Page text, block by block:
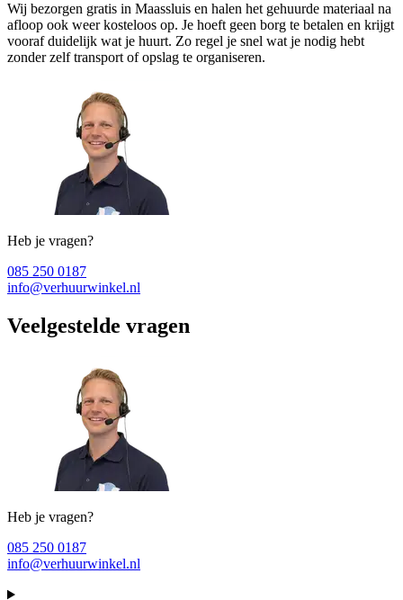
Wij bezorgen gratis in Maassluis en halen het gehuurde materiaal na
afloop ook weer kosteloos op. Je hoeft geen borg te betalen en krijgt
vooraf duidelijk wat je huurt. Zo regel je snel wat je nodig hebt
zonder zelf transport of opslag te organiseren.
Heb je vragen?
085 250 0187
info@verhuurwinkel.nl
Veelgestelde vragen
Heb je vragen?
085 250 0187
info@verhuurwinkel.nl